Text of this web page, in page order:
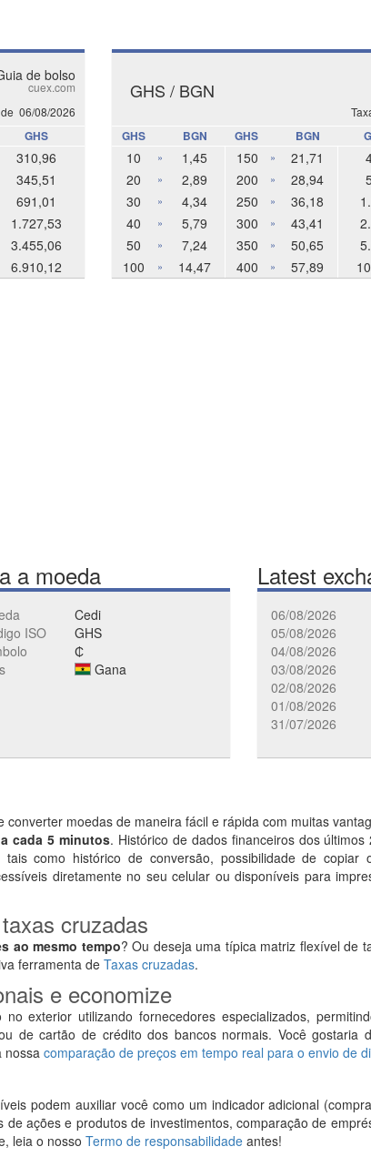
de bolso
cuex.com
06/08/2026
GHS
310,96
345,51
691,01
1.727,53
3.455,06
6.910,12
GHS / BGN
GHS BGN GHS BGN
10 » 1,45 150 » 21,71
20
» 2,89 200 » 28,94
30
» 4,34 250 » 36,18
40
» 5,79 300 » 43,41
50
» 7,24 350 » 50,65
100
» 14,47 400 » 57,89
a moeda
Cedi
ISO
GHS
₵
Gana
Latest
06/08/2026
05/08/2026
04/08/2026
03/08/2026
02/08/2026
01/08/2026
31/07/2026
moedas de maneira fácil e rápida com muitas
cada 5 minutos. Histórico de dados financeiros dos
tais como histórico de conversão, possibilidade de
diretamente no seu celular ou disponíveis para
cruzadas
ao mesmo tempo? Ou deseja uma típica matriz flexível de
ferramenta de Taxas cruzadas.
e economize
exterior utilizando fornecedores especializados,
de cartão de crédito dos bancos normais. Você gostaria
nossa comparação de preços em tempo real para o envio de
podem auxiliar você como um indicador adicional
ações e produtos de investimentos, comparação de
leia o nosso Termo de responsabilidade antes!